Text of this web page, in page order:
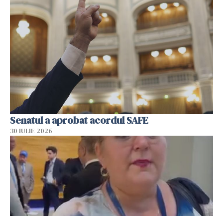
Senatul a aprobat acordul SAFE
30 IULIE 2026